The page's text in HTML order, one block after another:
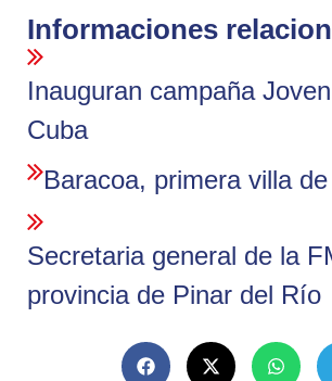
Informaciones
Inauguran campaña
Cuba
Baracoa, primera villa
Secretaria general de la
provincia de Pinar del Río